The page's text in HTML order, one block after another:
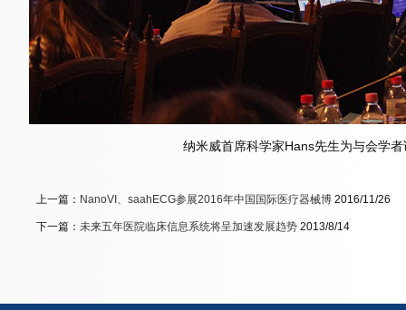
纳米威首席科学家Hans先生为与会学
上一篇： NanoVI、saahECG参展2016年中国国际医疗器械博 2016/11/26
下一篇： 未来五年医院临床信息系统将呈加速发展趋势 2013/8/14